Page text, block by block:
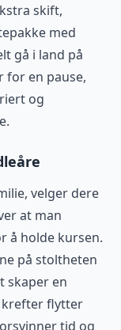
skift,
med
gå i land på
for en pause,
og
velger dere
at man
å holde kursen.
på stoltheten
skaper en
krefter flytter
tid og